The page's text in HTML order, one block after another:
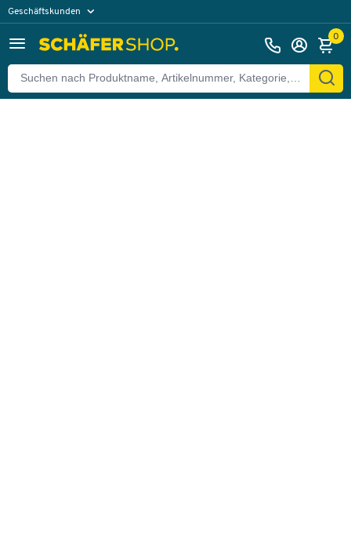
Geschäftskunden
0
Zurück